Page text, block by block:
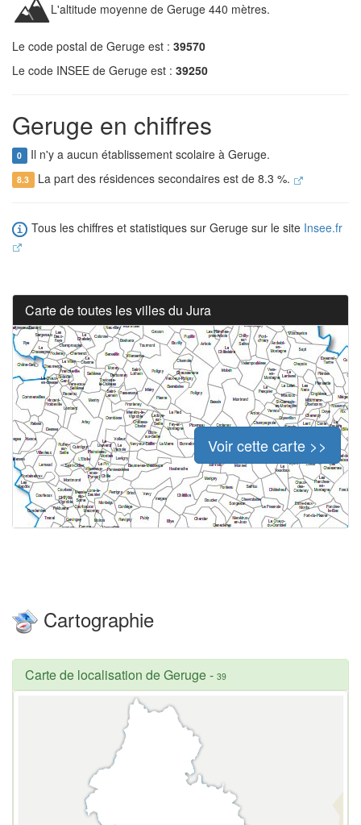
L'altitude moyenne de Geruge 440 mètres.
Le code postal de Geruge est : 39570
Le code INSEE de Geruge est : 39250
Geruge en chiffres
0 Il n'y a aucun établissement scolaire à Geruge.
8.3 La part des résidences secondaires est de 8.3 %.
Tous les chiffres et statistiques sur Geruge sur le site Insee.fr
Carte de toutes les villes du Jura
Voir cette carte >>
Cartographie
Carte de localisation de Geruge- 39